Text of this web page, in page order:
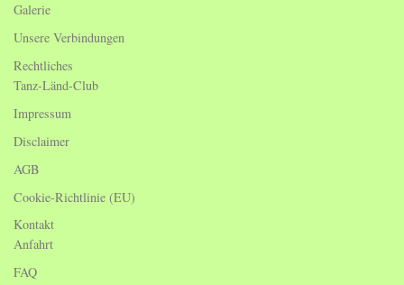
Galerie
Unsere Verbindungen
Rechtliches
Tanz-Länd-Club
Impressum
Disclaimer
AGB
Cookie-Richtlinie (EU)
Kontakt
Anfahrt
FAQ